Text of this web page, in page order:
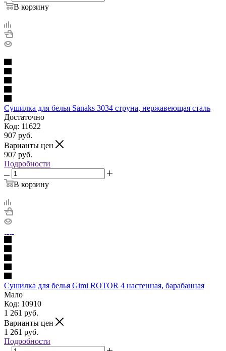
В корзину
Сушилка для белья Sanaks 3034 струна, нержавеющая сталь
Достаточно
Код: 11622
907 руб.
Варианты цен
907 руб.
Подробности
В корзину
Сушилка для белья Gimi ROTOR 4 настенная, барабанная
Мало
Код: 10910
1 261 руб.
Варианты цен
1 261 руб.
Подробности